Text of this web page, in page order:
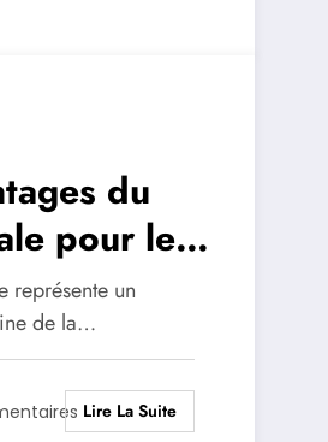
du
pour les
santé ?
représente un
de la…
Lire La Suite